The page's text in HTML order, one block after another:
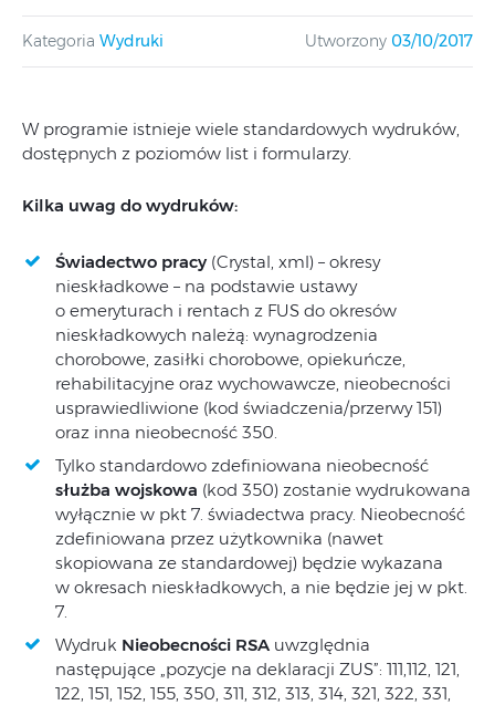
Kategoria Wydruki Utworzony 03/10/2017
W programie istnieje wiele standardowych wydruków,
dostępnych z poziomów list i formularzy.
Kilka uwag do wydruków:
Świadectwo pracy (Crystal, xml) – okresy
nieskładkowe – na podstawie ustawy
o emeryturach i rentach z FUS do okresów
nieskładkowych należą: wynagrodzenia
chorobowe, zasiłki chorobowe, opiekuńcze,
rehabilitacyjne oraz wychowawcze, nieobecności
usprawiedliwione (kod świadczenia/przerwy 151)
oraz inna nieobecność 350.
Tylko standardowo zdefiniowana nieobecność
służba wojskowa (kod 350) zostanie wydrukowana
wyłącznie w pkt 7. świadectwa pracy. Nieobecność
zdefiniowana przez użytkownika (nawet
skopiowana ze standardowej) będzie wykazana
w okresach nieskładkowych, a nie będzie jej w pkt.
7.
Wydruk Nieobecności RSA uwzględnia
następujące „pozycje na deklaracji ZUS”: 111,112, 121,
122, 151, 152, 155, 350, 311, 312, 313, 314, 321, 322, 331,